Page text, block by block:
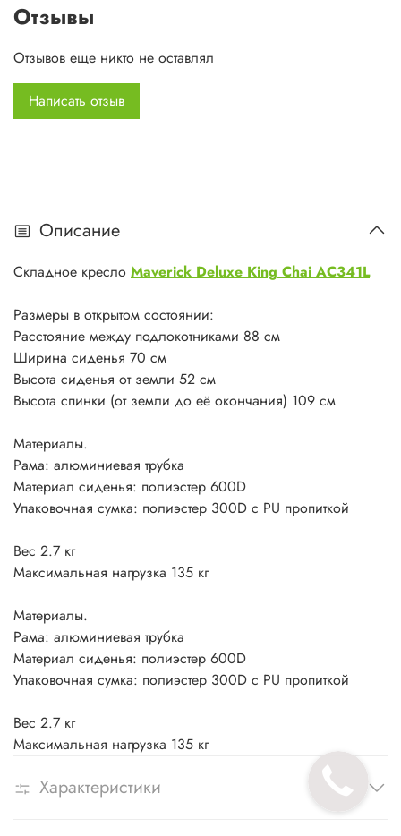
Вес 2.7 кг
Максимальная нагрузка 135 кг
Материалы.
Рама: алюминиевая трубка
Максимальная нагрузка 135 кг
Отзывы
Отзывов еще никто не оставлял
Написать отзыв
Описание
Складное кресло Maverick Deluxe King Chai AC341L
Размеры в открытом состоянии:
Расстояние между подлокотниками 88 см
Ширина сиденья 70 см
Высота сиденья от земли 52 см
Высота спинки (от земли до её окончания) 109 см
Материалы.
Рама: алюминиевая трубка
Материал сиденья: полиэстер 600D
Упаковочная сумка: полиэстер 300D с PU пропиткой
Вес 2.7 кг
Максимальная нагрузка 135 кг
Материалы.
Рама: алюминиевая трубка
Материал сиденья: полиэстер 600D
Упаковочная сумка: полиэстер 300D с PU пропиткой
Вес 2.7 кг
Максимальная нагрузка 135 кг
Характеристики